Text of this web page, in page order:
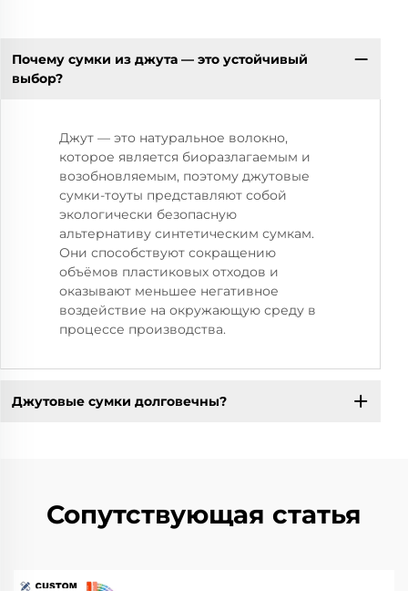
Почему сумки из джута — это устойчивый
выбор?
Джут — это натуральное волокно,
которое является биоразлагаемым и
возобновляемым, поэтому джутовые
сумки-тоуты представляют собой
экологически безопасную
альтернативу синтетическим сумкам.
Они способствуют сокращению
объёмов пластиковых отходов и
оказывают меньшее негативное
воздействие на окружающую среду в
процессе производства.
Джутовые сумки долговечны?
Сопутствующая статья